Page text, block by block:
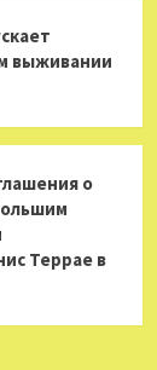
выживании
о
Террае в